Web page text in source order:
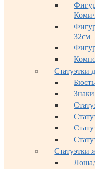
32см
Статуэтки
Знаки
Статуэтки